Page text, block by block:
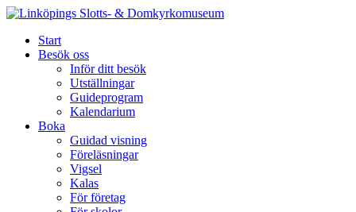
Start
Besök oss
Inför ditt besök
Utställningar
Guideprogram
Kalendarium
Boka
Guidad visning
Föreläsningar
Vigsel
Kalas
För företag